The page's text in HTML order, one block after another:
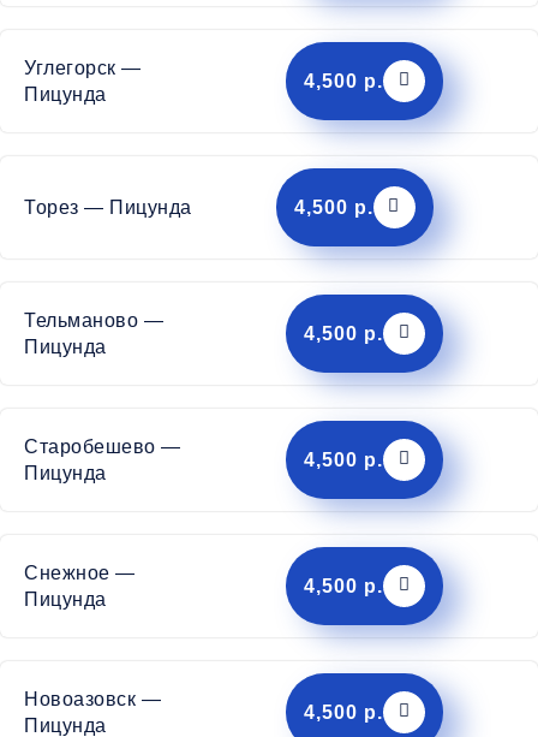
Углегорск —
Пицунда
4,500 р.
Торез — Пицунда 4,500 р.
Тельманово —
Пицунда
4,500 р.
Старобешево —
Пицунда
4,500 р.
Снежное —
Пицунда
4,500 р.
Новоазовск —
Пицунда
4,500 р.